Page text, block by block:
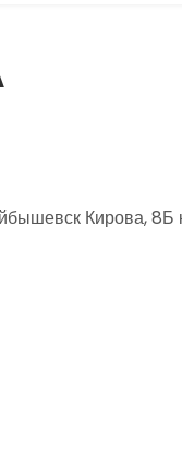
Кирова, 8Б